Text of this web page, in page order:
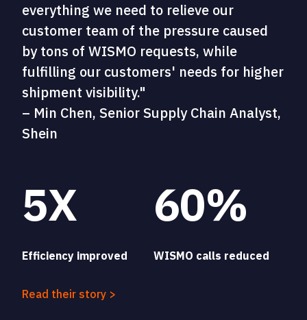
everything we need to relieve our
customer team of the pressure caused
by tons of WISMO requests, while
fulfilling our customers' needs for higher
shipment visibility."
– Min Chen, Senior Supply Chain Analyst,
Shein
5X
Efficiency improved
60%
WISMO calls reduced
Read their story >